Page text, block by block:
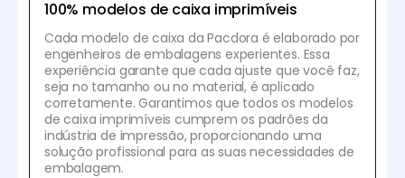
100% modelos de caixa imprimíveis
Cada modelo de caixa da Pacdora é elaborado por
engenheiros de embalagens experientes. Essa
experiência garante que cada ajuste que você faz,
seja no tamanho ou no material, é aplicado
corretamente. Garantimos que todos os modelos
de caixa imprimíveis cumprem os padrões da
indústria de impressão, proporcionando uma
solução profissional para as suas necessidades de
embalagem.